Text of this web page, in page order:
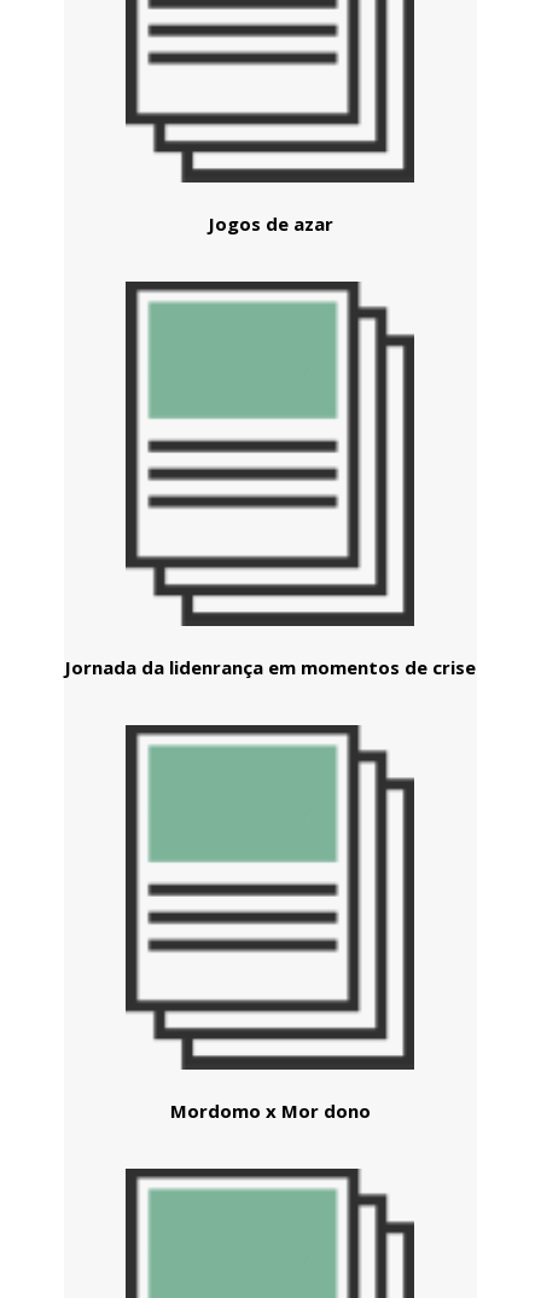
Jogos de azar
Jornada da lidenrança em momentos de crise
Mordomo x Mor dono